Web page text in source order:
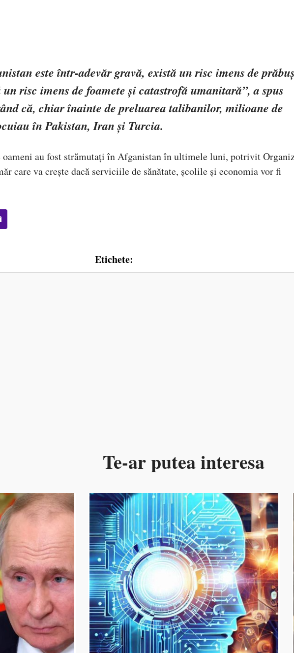
este într-adevăr gravă, există un risc imens de
risc imens de foamete și catastrofă umanitară”, a spus
că, chiar înainte de preluarea talibanilor, milioane de
în Pakistan, Iran și Turcia.
au fost strămutați în Afganistan în ultimele luni, potrivit
care va crește dacă serviciile de sănătate, școlile și economia vor fi
Etichete:
Te-ar putea interesa